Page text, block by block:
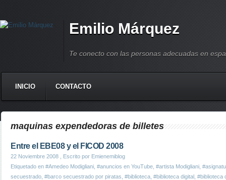
Emilio Márquez
Te conecto con las personas adecuadas en
INICIO CONTACTO
maquinas expendedoras de billetes
Entre el EBE08 y el FICOD 2008
22 Noviembre 2008 , Escrito por Emienemiblog
Etiquetado en #Amedeo Modigliani #anuncios en YouTube #artista Modigliani
secuestrado #barco secuestrado por piratas #biblioteca #biblioteca digital #biblioteca